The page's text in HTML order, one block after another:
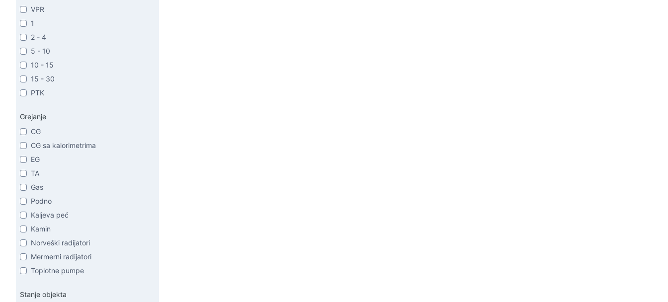
VPR
1
2 - 4
5 - 10
10 - 15
15 - 30
PTK
Grejanje
CG
CG sa kalorimetrima
EG
TA
Gas
Podno
Kaljeva peć
Kamin
Norveški radijatori
Mermerni radijatori
Toplotne pumpe
Stanje objekta